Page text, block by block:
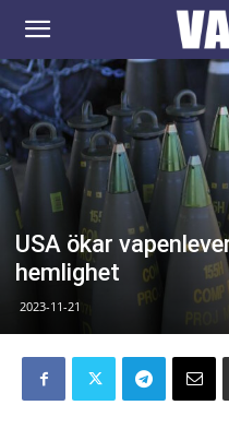
VAKEN.se
USA ökar
hemlighet
2023-11-21